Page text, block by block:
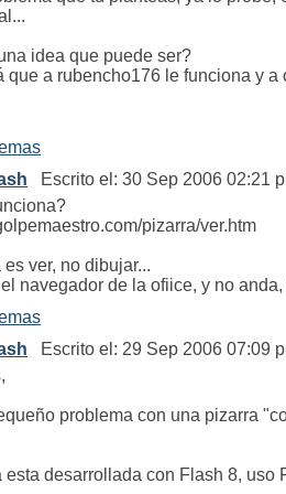
idea que puede ser?
que a rubencho176 le funciona y a
Escrito el: 30 Sep 2006 02:21
pizarra/ver.htm
ver, no dibujar...
navegador de la ofiice, y no
Escrito el: 29 Sep 2006 07:09
problema con una pizarra
esta desarrollada con Flash 8, uso